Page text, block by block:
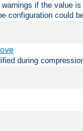
if the value
configuration could
during